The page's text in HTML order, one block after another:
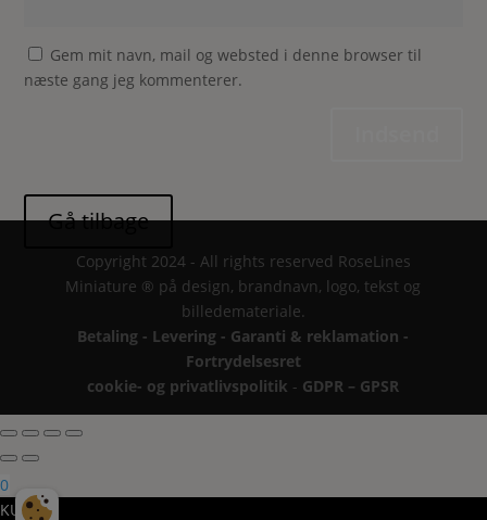
Gem mit navn, mail og websted i denne browser til
næste gang jeg kommenterer.
Copyright 2024 - All rights reserved RoseLines
Miniature ® på design, brandnavn, logo, tekst og
billedemateriale.
Betaling - Levering - Garanti & reklamation -
Fortrydelsesret
cookie- og privatlivspolitik - GDPR – GPSR
0
KURV